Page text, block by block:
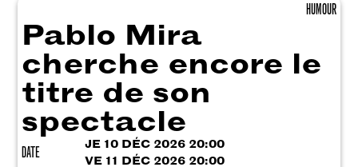
HUMOUR
Pablo Mira
cherche encore le
titre de son
spectacle
DATE
JE 10 DÉC 2026 20:00
VE 11 DÉC 2026 20:00